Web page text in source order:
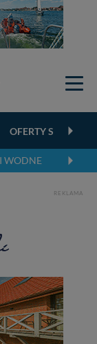
OFERTY
WODNE
REKLAMA